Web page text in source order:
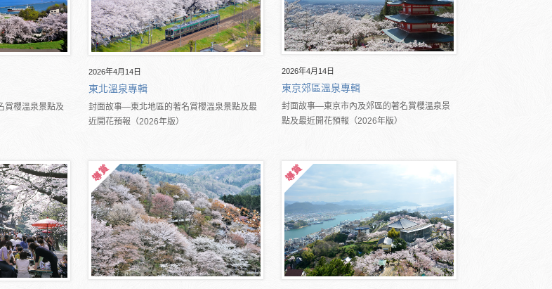
賞櫻溫泉景點及
2026年4月14日
東北溫泉專輯
封面故事―東北地區的著名賞櫻溫泉景點及最
近開花預報（2026年版）
2026年4月14日
東京郊區溫泉專輯
封面故事―東京市內及郊區的著名賞櫻溫泉景
點及最近開花預報（2026年版）